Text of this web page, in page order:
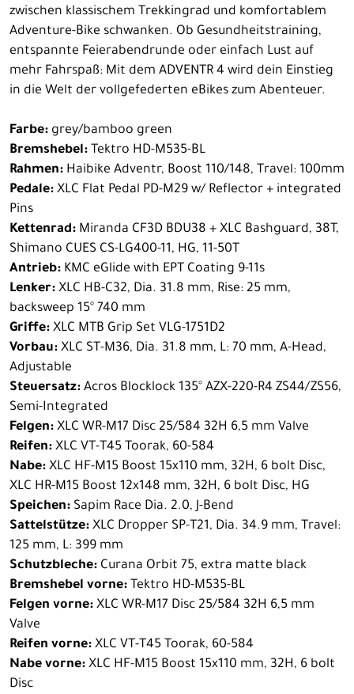
zwischen klassischem Trekkingrad und komfortablem
Adventure-Bike schwanken. Ob Gesundheitstraining,
entspannte Feierabendrunde oder einfach Lust auf
mehr Fahrspaß: Mit dem ADVENTR 4 wird dein Einstieg
in die Welt der vollgefederten eBikes zum Abenteuer.
Farbe: grey/bamboo green
Bremshebel: Tektro HD-M535-BL
Rahmen: Haibike Adventr, Boost 110/148, Travel: 100mm
Pedale: XLC Flat Pedal PD-M29 w/ Reflector + integrated
Pins
Kettenrad: Miranda CF3D BDU38 + XLC Bashguard, 38T,
Shimano CUES CS-LG400-11, HG, 11-50T
Antrieb: KMC eGlide with EPT Coating 9-11s
Lenker: XLC HB-C32, Dia. 31.8 mm, Rise: 25 mm,
backsweep 15° 740 mm
Griffe: XLC MTB Grip Set VLG-1751D2
Vorbau: XLC ST-M36, Dia. 31.8 mm, L: 70 mm, A-Head,
Adjustable
Steuersatz: Acros Blocklock 135° AZX-220-R4 ZS44/ZS56,
Semi-Integrated
Felgen: XLC WR-M17 Disc 25/584 32H 6,5 mm Valve
Reifen: XLC VT-T45 Toorak, 60-584
Nabe: XLC HF-M15 Boost 15x110 mm, 32H, 6 bolt Disc,
XLC HR-M15 Boost 12x148 mm, 32H, 6 bolt Disc, HG
Speichen: Sapim Race Dia. 2.0, J-Bend
Sattelstütze: XLC Dropper SP-T21, Dia. 34.9 mm, Travel:
125 mm, L: 399 mm
Schutzbleche: Curana Orbit 75, extra matte black
Bremshebel vorne: Tektro HD-M535-BL
Felgen vorne: XLC WR-M17 Disc 25/584 32H 6,5 mm
Valve
Reifen vorne: XLC VT-T45 Toorak, 60-584
Nabe vorne: XLC HF-M15 Boost 15x110 mm, 32H, 6 bolt
Disc